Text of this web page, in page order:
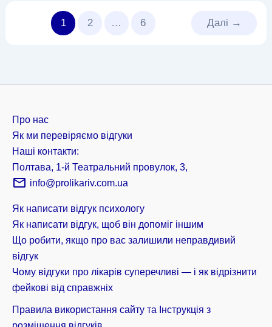
1 2 … 6 Далі →
Про нас
Як ми перевіряємо відгуки
Наші контакти:
Полтава, 1-й Театральний провулок, 3,
info@prolikariv.com.ua
Як написати відгук психологу
Як написати відгук, щоб він допоміг іншим
Що робити, якщо про вас залишили неправдивий
відгук
Чому відгуки про лікарів суперечливі — і як відрізнити
фейкові від справжніх
Правила використання сайту та Інструкція з